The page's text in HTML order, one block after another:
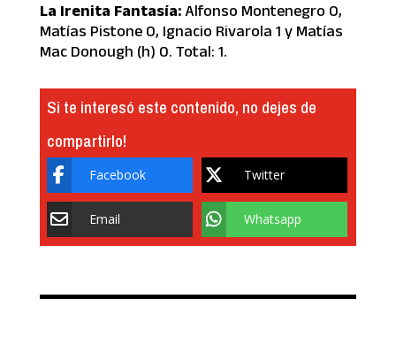
La Irenita Fantasía: Alfonso Montenegro 0,
Matías Pistone 0, Ignacio Rivarola 1 y Matías
Mac Donough (h) 0. Total: 1.
Si te interesó este contenido, no dejes de
compartirlo!
Facebook Twitter
Email Whatsapp